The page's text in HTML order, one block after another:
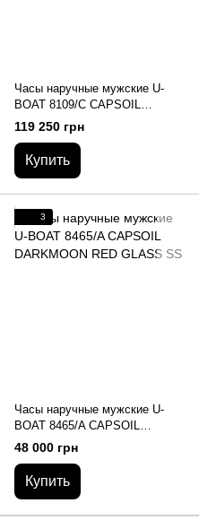
Часы наручные мужские U-
BOAT 8109/C CAPSOIL
CHRONO DLC
119 250 грн
Купить
3
Часы наручные мужские U-
BOAT 8465/A CAPSOIL
DARKMOON RED GLASS SS
48 000 грн
Купить